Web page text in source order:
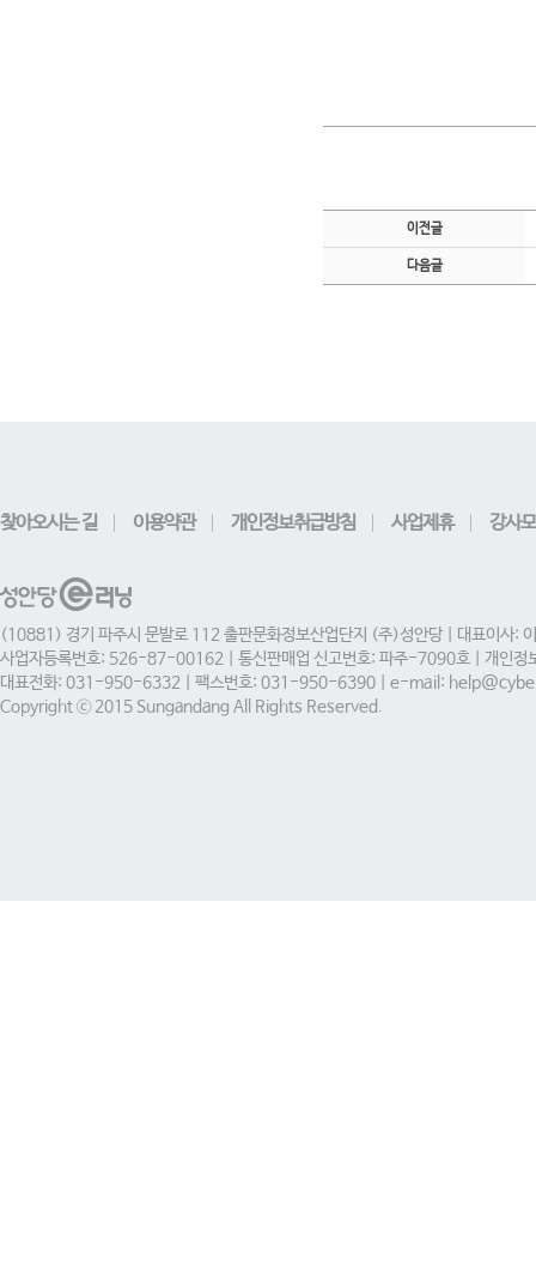
이전글
다음글
찾아오시는 길 이용약관 개인정보취급방침 사업제휴 강사
(10881) 경기 파주시 문발로 112 출판문화정보산업단지 (주)성안당 | 대표이사:
사업자등록번호: 526-87-00162 | 통신판매업 신고번호: 파주-7090호 | 개인정
대표전화: 031-950-6332 | 팩스번호: 031-950-6390 | e-mail:
Copyright ⓒ 2015 Sungandang All Rights Reserved.